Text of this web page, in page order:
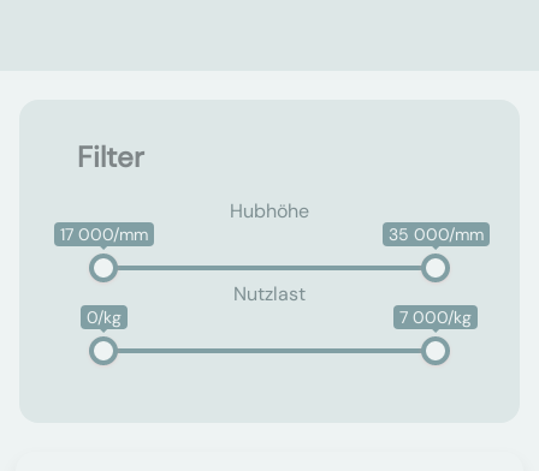
Filter
Hubhöhe
17 000/mm 35 000/mm
Nutzlast
0/kg 7 000/kg